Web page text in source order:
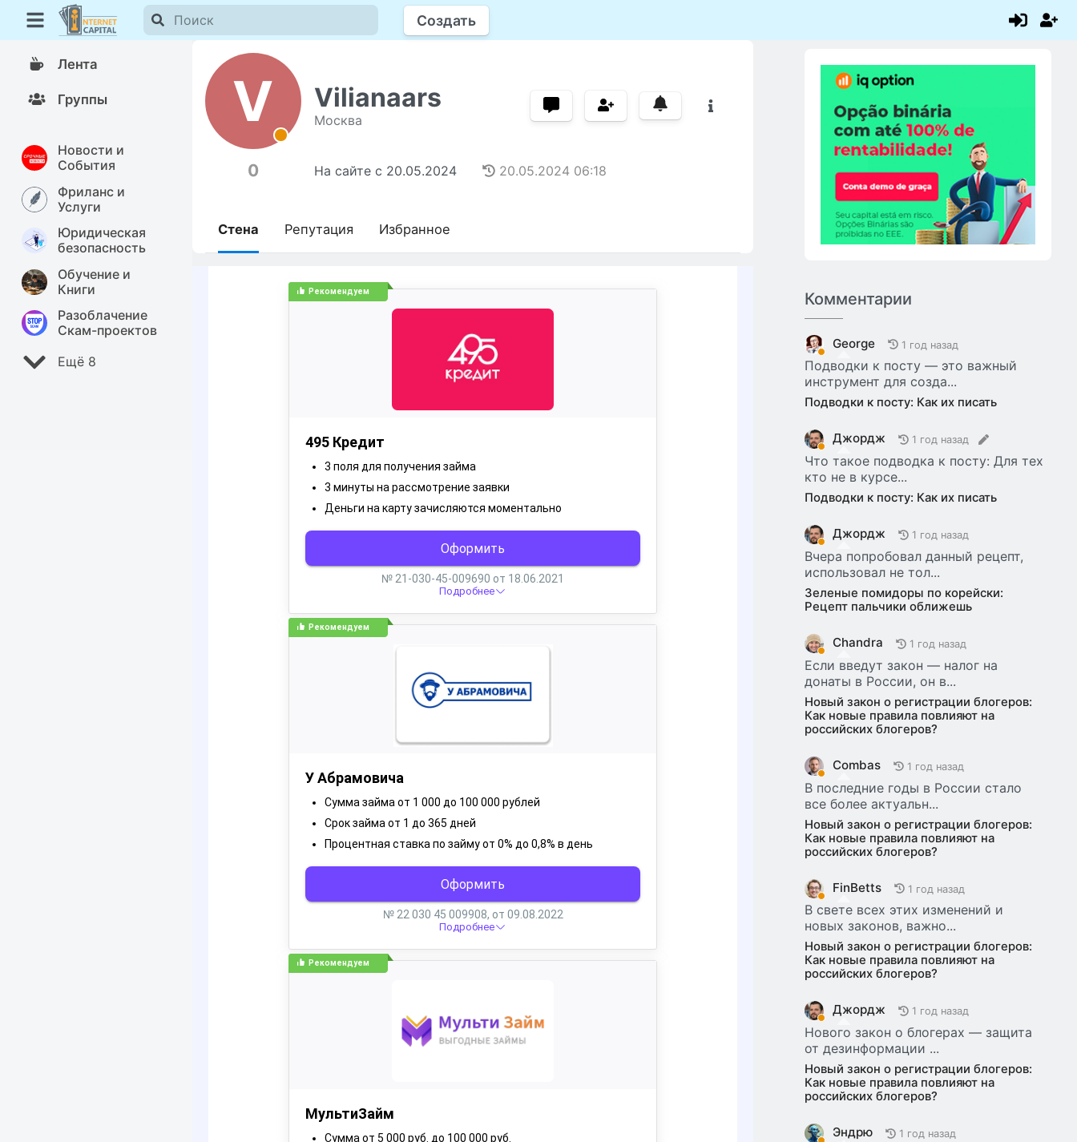
Создать
Лента
Группы
Новости и
События
Фриланс и
Услуги
Юридическая
безопасность
Обучение и
Книги
Разоблачение
Скам-проектов
Ещё 8
V Vilianaars
Москва
0 На сайте с 20.05.2024 20.05.2024 06:18
Стена Репутация Избранное
Комментарии
George 1 год назад
Подводки к посту — это важный
инструмент для созда...
Подводки к посту: Как их писать
Джордж 1 год назад
Что такое подводка к посту: Для тех
кто не в курсе...
Подводки к посту: Как их писать
Джордж 1 год назад
Вчера попробовал данный рецепт,
использовал не тол...
Зеленые помидоры по корейски:
Рецепт пальчики оближешь
Chandra 1 год назад
Если введут закон — налог на
донаты в России, он в...
Новый закон о регистрации блогеров:
Как новые правила повлияют на
российских блогеров?
Combas 1 год назад
В последние годы в России стало
все более актуальн...
Новый закон о регистрации блогеров:
Как новые правила повлияют на
российских блогеров?
FinBetts 1 год назад
В свете всех этих изменений и
новых законов, важно...
Новый закон о регистрации блогеров:
Как новые правила повлияют на
российских блогеров?
Джордж 1 год назад
Нового закон о блогерах — защита
от дезинформации ...
Новый закон о регистрации блогеров:
Как новые правила повлияют на
российских блогеров?
Эндрю 1 год назад